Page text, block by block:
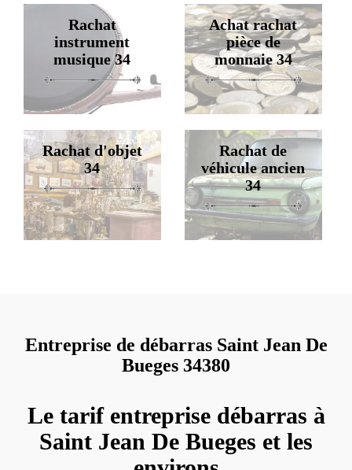
Rachat
instrument
musique 34
Achat rachat
pièce de
monnaie 34
Rachat d'objet
34
Rachat de
véhicule ancien
34
Entreprise de débarras Saint Jean De
Bueges 34380
Le tarif entreprise débarras à
Saint Jean De Bueges et les